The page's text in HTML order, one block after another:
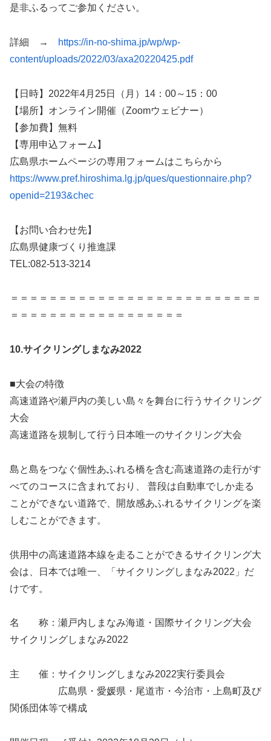
是非ふるってご参加ください。
詳細 →
https://in-no-shima.jp/wp/wp-
content/uploads/2022/03/axa20220425.pdf
【日時】2022年4月25日（月）14：00～15：00
【場所】オンライン開催（Zoomウェビナー）
【参加費】無料
【専用申込フォーム】
広島県ホームページの専用フォームはこちらから
https://www.pref.hiroshima.lg.jp/ques/questionnaire.php?
openid=2193&chec
【お問い合わせ先】
広島県健康づくり推進課
TEL:082-513-3214
＝＝＝＝＝＝＝＝＝＝＝＝＝＝＝＝＝＝＝＝＝＝＝＝＝＝
＝＝＝＝＝＝＝＝＝＝＝＝＝＝＝＝＝＝
10.サイクリングしまなみ2022
■大会の特徴
高速道路や瀬戸内の美しい島々を舞台に行うサイクリング
大会
高速道路を規制して行う日本唯一のサイクリング大会
島と島をつなぐ個性あふれる橋を含む高速道路の走行がす
べてのコースに含まれており、 普段は自動車でしか走る
ことができない道路で、開放感あふれるサイクリングを楽
しむことができます。
供用中の高速道路本線を走ることができるサイクリング大
会は、日本では唯一、「サイクリングしまなみ2022」だ
けです。
名 称：瀬戸内しまなみ海道・国際サイクリング大会
サイクリングしまなみ2022
主 催：サイクリングしまなみ2022実行委員会
広島県・愛媛県・尾道市・今治市・上島町及び
関係団体等で構成